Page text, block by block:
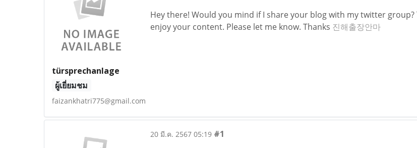
türsprechanlage
ผู้เยี่ยมชม
faizankhatri775@gmail.com
Hey there! Would you mind if I share your blog with my twitter
enjoy your content. Please let me know. Thanks 진해출장안마
20 มี.ค. 2567 05:19 #1